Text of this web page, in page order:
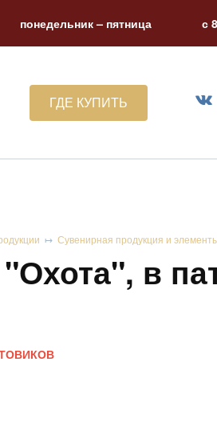
понедельник – пятница с
ГДЕ КУПИТЬ
Сувенирная продукция и
в